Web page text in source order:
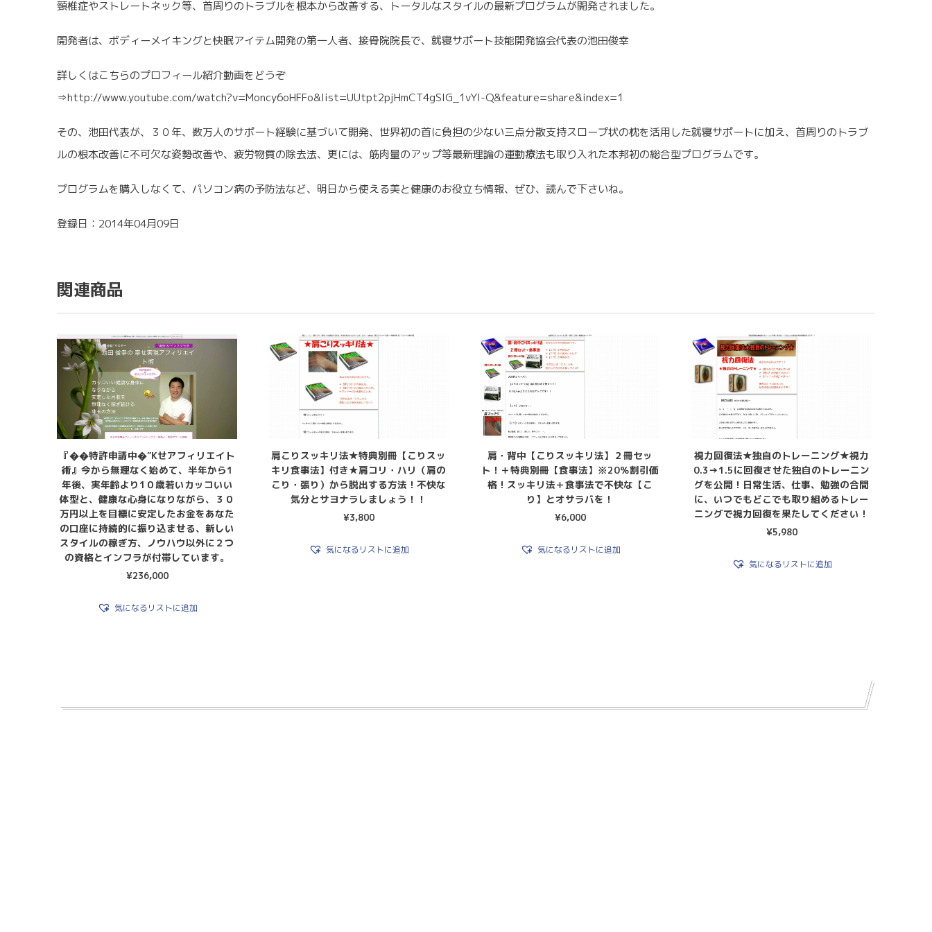
頸椎症やストレートネック等、首周りのトラブルを根本から改善する、トータルなスタイルの最新プログラムが開発されました。
開発者は、ボディーメイキングと快眠アイテム開発の第一人者、接骨院院長で、就寝サポート技能開発協会代表の池田俊幸
詳しくはこちらのプロフィール紹介動画をどうぞ
⇒http://www.youtube.com/watch?v=Moncy6oHFFo&list=UUtpt2pjHmCT4gSIG_1vYl-Q&feature=share&index=1
その、池田代表が、３０年、数万人のサポート経験に基づいて開発、世界初の首に負担の少ない三点分散支持スロープ状の枕を活用した就寝サポートに加え、首周りのトラブ
ルの根本改善に不可欠な姿勢改善や、疲労物質の除去法、更には、筋肉量のアップ等最新理論の運動療法も取り入れた本邦初の総合型プログラムです。
プログラムを購入しなくて、パソコン病の予防法など、明日から使える美と健康のお役立ち情報、ぜひ、読んで下さいね。
登録日：2014年04月09日
関連商品
『��特許申請中�″Kせアフィリエイト
術』今から無理なく始めて、半年から1
年後、実年齢より1０歳若いカッコいい
体型と、健康な心身になりながら、３０
万円以上を目標に安定したお金をあなた
の口座に持続的に振り込ませる、新しい
スタイルの稼ぎ方、ノウハウ以外に２つ
の資格とインフラが付帯しています。
¥236,000
気になるリストに追加
肩こりスッキリ法★特典別冊【こりスッ
キリ食事法】付き★肩コリ・ハリ（肩の
こり・張り）から脱出する方法！不快な
気分とサヨナラしましょう！！
¥3,800
気になるリストに追加
肩・背中【こりスッキリ法】２冊セッ
ト！＋特典別冊【食事法】※20％割引価
格！スッキリ法＋食事法で不快な【こ
り】とオサラバを！
¥6,000
気になるリストに追加
視力回復法★独自のトレーニング★視力
0.3→1.5に回復させた独自のトレーニン
グを公開！日常生活、仕事、勉強の合間
に、いつでもどこでも取り組めるトレー
ニングで視力回復を果たしてください！
¥5,980
気になるリストに追加